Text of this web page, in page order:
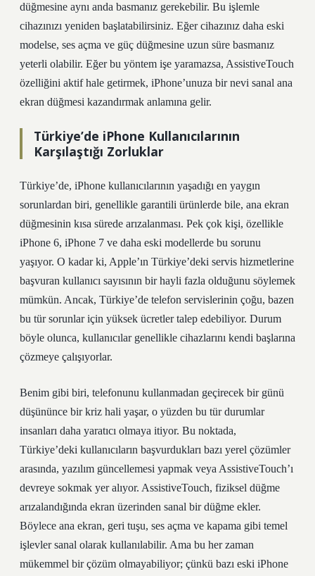
düğmesine aynı anda basmanız gerekebilir. Bu işlemle
cihazınızı yeniden başlatabilirsiniz. Eğer cihazınız daha eski
modelse, ses açma ve güç düğmesine uzun süre basmanız
yeterli olabilir. Eğer bu yöntem işe yaramazsa, AssistiveTouch
özelliğini aktif hale getirmek, iPhone’unuza bir nevi sanal ana
ekran düğmesi kazandırmak anlamına gelir.
Türkiye’de iPhone Kullanıcılarının
Karşılaştığı Zorluklar
Türkiye’de, iPhone kullanıcılarının yaşadığı en yaygın
sorunlardan biri, genellikle garantili ürünlerde bile, ana ekran
düğmesinin kısa sürede arızalanması. Pek çok kişi, özellikle
iPhone 6, iPhone 7 ve daha eski modellerde bu sorunu
yaşıyor. O kadar ki, Apple’ın Türkiye’deki servis hizmetlerine
başvuran kullanıcı sayısının bir hayli fazla olduğunu söylemek
mümkün. Ancak, Türkiye’de telefon servislerinin çoğu, bazen
bu tür sorunlar için yüksek ücretler talep edebiliyor. Durum
böyle olunca, kullanıcılar genellikle cihazlarını kendi başlarına
çözmeye çalışıyorlar.
Benim gibi biri, telefonunu kullanmadan geçirecek bir günü
düşününce bir kriz hali yaşar, o yüzden bu tür durumlar
insanları daha yaratıcı olmaya itiyor. Bu noktada,
Türkiye’deki kullanıcıların başvurdukları bazı yerel çözümler
arasında, yazılım güncellemesi yapmak veya AssistiveTouch’ı
devreye sokmak yer alıyor. AssistiveTouch, fiziksel düğme
arızalandığında ekran üzerinden sanal bir düğme ekler.
Böylece ana ekran, geri tuşu, ses açma ve kapama gibi temel
işlevler sanal olarak kullanılabilir. Ama bu her zaman
mükemmel bir çözüm olmayabiliyor; çünkü bazı eski iPhone